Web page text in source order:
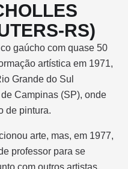
RS)
gaúcho com quase 50
artística em 1971,
Grande do Sul
Campinas (SP), onde
de pintura.
arte, mas, em 1977,
professor para se